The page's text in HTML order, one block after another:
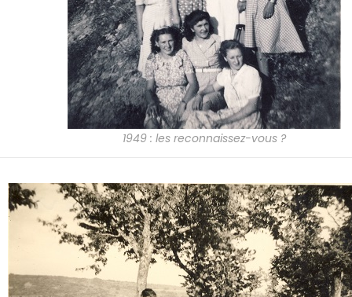
1949 : les reconnaissez-vous ?